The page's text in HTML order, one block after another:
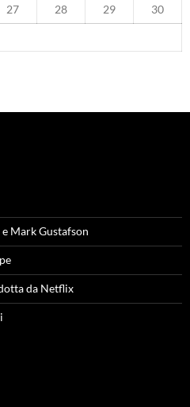
27 28 29 30
Mark Gustafson
da Netflix